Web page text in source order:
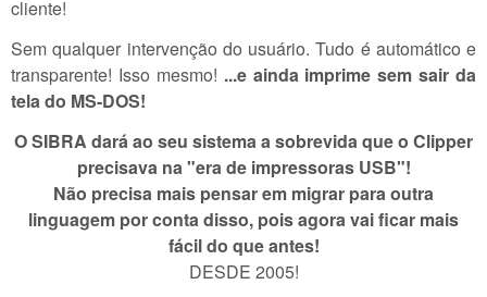
cliente!
Sem qualquer intervenção do usuário. Tudo é automático e
transparente! Isso mesmo! ...e ainda imprime sem sair da
tela do MS-DOS!
O SIBRA dará ao seu sistema a sobrevida que o Clipper
precisava na "era de impressoras USB"!
Não precisa mais pensar em migrar para outra
linguagem por conta disso, pois agora vai ficar mais
fácil do que antes!
DESDE 2005!